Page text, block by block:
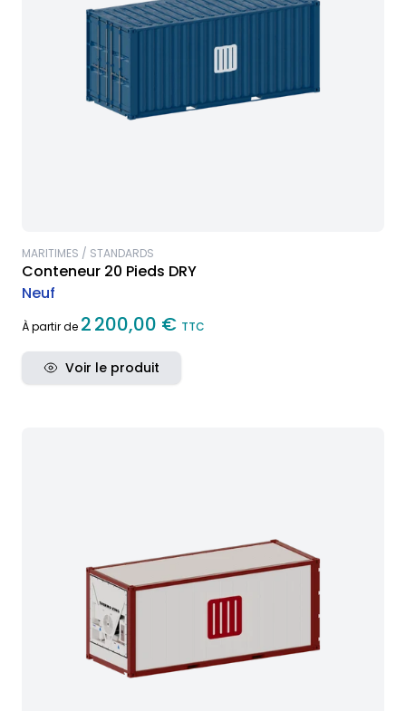
MARITIMES / STANDARDS
Conteneur 20 Pieds DRY
Neuf
À partir de 2 200,00 € TTC
Voir le produit